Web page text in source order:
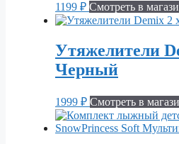
1199 ₽ Смотреть в
Утяжелители
Черный
1999 ₽ Смотреть в